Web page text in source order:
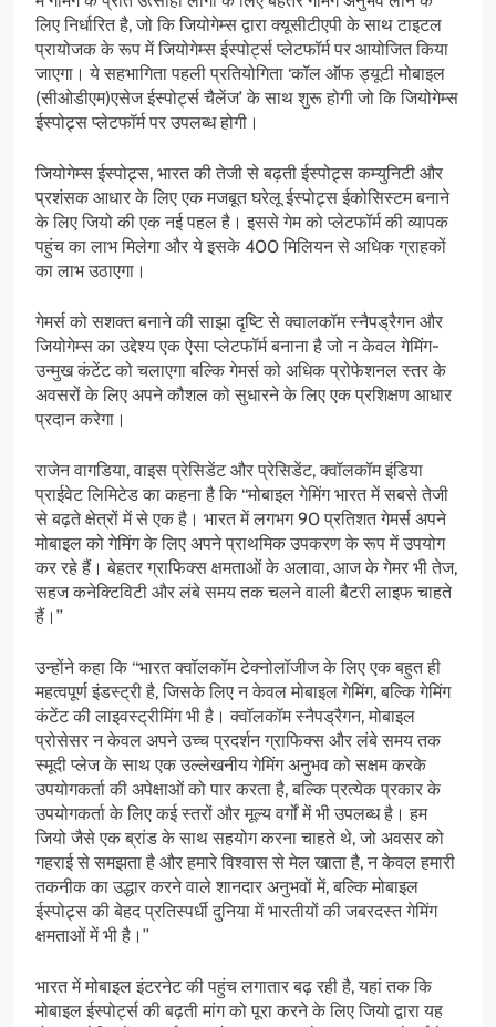
लिए निर्धारित है, जो कि जियोगेम्स द्वारा क्यूसीटीएपी के साथ टाइटल
प्रायोजक के रूप में जियोगेम्स ईस्पोर्ट्स प्लेटफॉर्म पर आयोजित किया
जाएगा। ये सहभागिता पहली प्रतियोगिता ‘कॉल ऑफ ड्यूटी मोबाइल
(सीओडीएम)एसेज ईस्पोर्ट्स चैलेंज’ के साथ शुरू होगी जो कि जियोगेम्स
ईस्पोट्र्स प्लेटफॉर्म पर उपलब्ध होगी।
जियोगेम्स ईस्पोट्र्स, भारत की तेजी से बढ़ती ईस्पोट्र्स कम्युनिटी और
प्रशंसक आधार के लिए एक मजबूत घरेलू ईस्पोट्र्स ईकोसिस्टम बनाने
के लिए जियो की एक नई पहल है। इससे गेम को प्लेटफॉर्म की व्यापक
पहुंच का लाभ मिलेगा और ये इसके 400 मिलियन से अधिक ग्राहकों
का लाभ उठाएगा।
गेमर्स को सशक्त बनाने की साझा दृष्टि से क्वालकॉम स्नैपड्रैगन और
जियोगेम्स का उद्देश्य एक ऐसा प्लेटफॉर्म बनाना है जो न केवल गेमिंग-
उन्मुख कंटेंट को चलाएगा बल्कि गेमर्स को अधिक प्रोफेशनल स्तर के
अवसरों के लिए अपने कौशल को सुधारने के लिए एक प्रशिक्षण आधार
प्रदान करेगा।
राजेन वागडिया, वाइस प्रेसिडेंट और प्रेसिडेंट, क्वॉलकॉम इंडिया
प्राईवेट लिमिटेड का कहना है कि ‘‘मोबाइल गेमिंग भारत में सबसे तेजी
से बढ़ते क्षेत्रों में से एक है। भारत में लगभग 90 प्रतिशत गेमर्स अपने
मोबाइल को गेमिंग के लिए अपने प्राथमिक उपकरण के रूप में उपयोग
कर रहे हैं। बेहतर ग्राफिक्स क्षमताओं के अलावा, आज के गेमर भी तेज,
सहज कनेक्टिविटी और लंबे समय तक चलने वाली बैटरी लाइफ चाहते
हैं।’’
उन्होंने कहा कि ‘‘भारत क्वॉलकॉम टेक्नोलॉजीज के लिए एक बहुत ही
महत्वपूर्ण इंडस्ट्री है, जिसके लिए न केवल मोबाइल गेमिंग, बल्कि गेमिंग
कंटेंट की लाइवस्ट्रीमिंग भी है। क्वॉलकॉम स्नैपड्रैगन, मोबाइल
प्रोसेसर न केवल अपने उच्च प्रदर्शन ग्राफिक्स और लंबे समय तक
स्मूदी प्लेज के साथ एक उल्लेखनीय गेमिंग अनुभव को सक्षम करके
उपयोगकर्ता की अपेक्षाओं को पार करता है, बल्कि प्रत्येक प्रकार के
उपयोगकर्ता के लिए कई स्तरों और मूल्य वर्गों में भी उपलब्ध है। हम
जियो जैसे एक ब्रांड के साथ सहयोग करना चाहते थे, जो अवसर को
गहराई से समझता है और हमारे विश्वास से मेल खाता है, न केवल हमारी
तकनीक का उद्धार करने वाले शानदार अनुभवों में, बल्कि मोबाइल
ईस्पोट्र्स की बेहद प्रतिस्पर्धी दुनिया में भारतीयों की जबरदस्त गेमिंग
क्षमताओं में भी है।’’
भारत में मोबाइल इंटरनेट की पहुंच लगातार बढ़ रही है, यहां तक कि
मोबाइल ईस्पोर्ट्स की बढ़ती मांग को पूरा करने के लिए जियो द्वारा यह